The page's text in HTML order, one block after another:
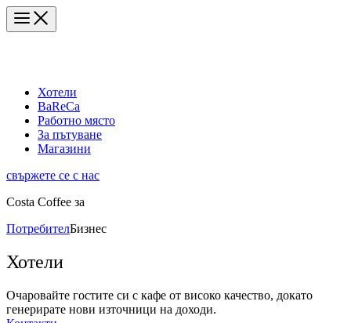
Хотели
BaReCa
Работно място
За пътуване
Магазини
свържете се с нас
Costa Coffee за
ПотребителБизнес
Хотели
Очаровайте гостите си с кафе от високо качество, докато
генерирате нови източници на доходи.